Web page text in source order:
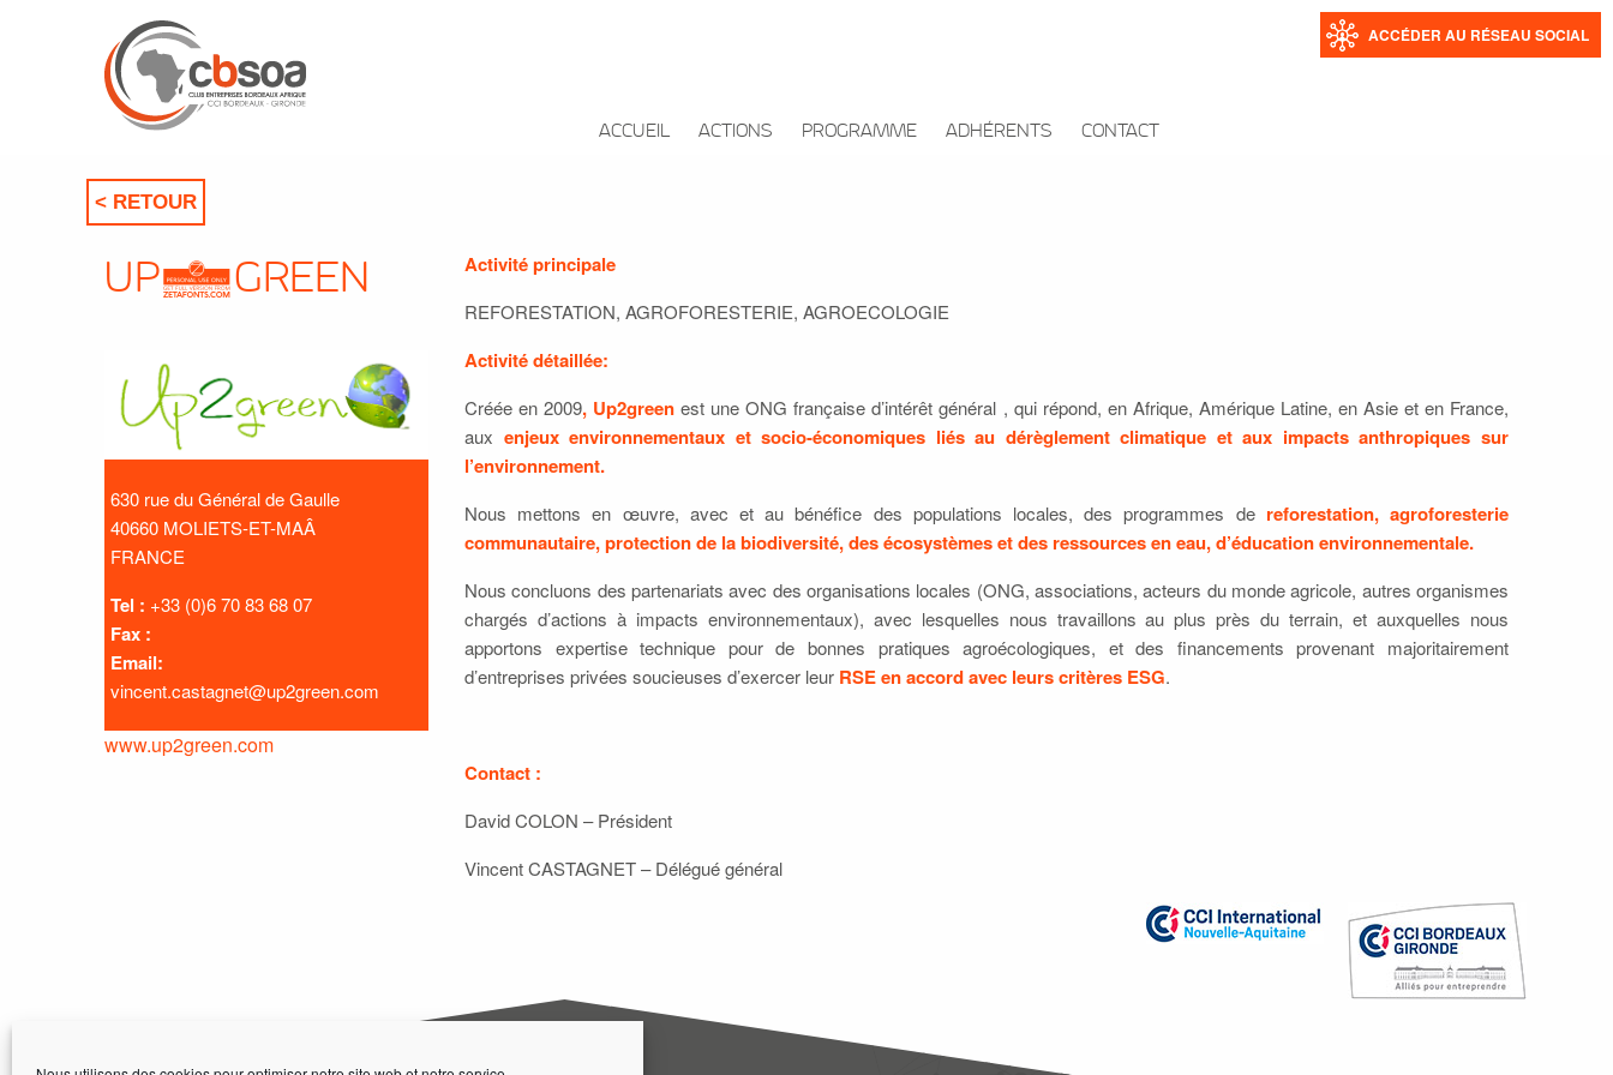
ACCÉDER AU RÉSEAU SOCIAL
ACCUEIL ACTIONS PROGRAMME ADHÉRENTS CONTACT
< RETOUR
UP2GREEN
630 rue du Général de Gaulle
40660 MOLIETS-ET-MAÂ
FRANCE
Tel : +33 (0)6 70 83 68 07
Fax :
Email:
vincent.castagnet@up2green.com
www.up2green.com
Activité principale
REFORESTATION, AGROFORESTERIE, AGROECOLOGIE
Activité détaillée:
Créée en 2009, Up2green est une ONG française d’intérêt général , qui répond, en Afrique, Amérique Latine, en Asie et en France,
aux enjeux environnementaux et socio-économiques liés au dérèglement climatique et aux impacts anthropiques sur
l’environnement.
Nous mettons en œuvre, avec et au bénéfice des populations locales, des programmes de reforestation, agroforesterie
communautaire, protection de la biodiversité, des écosystèmes et des ressources en eau, d’éducation environnementale.
Nous concluons des partenariats avec des organisations locales (ONG, associations, acteurs du monde agricole, autres organismes
chargés d’actions à impacts environnementaux), avec lesquelles nous travaillons au plus près du terrain, et auxquelles nous
apportons expertise technique pour de bonnes pratiques agroécologiques, et des financements provenant majoritairement
d’entreprises privées soucieuses d’exercer leur RSE en accord avec leurs critères ESG.
Contact :
David COLON – Président
Vincent CASTAGNET – Délégué général